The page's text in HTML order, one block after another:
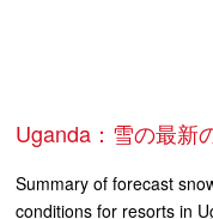
Uganda：雪の最
Summary of forecast
conditions for resorts in